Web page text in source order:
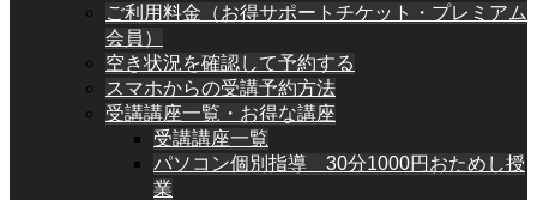
ご利用料金（お得サポートチケット・プレミアム
会員）
空き状況を確認して予約する
スマホからの受講予約方法
受講講座一覧・お得な講座
受講講座一覧
パソコン個別指導 30分1000円おためし授
業